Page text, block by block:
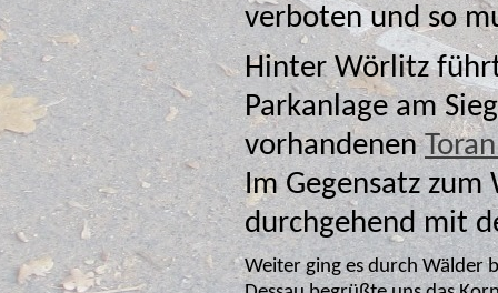
verboten und so
Hinter Wörlitz
Parkanlage am
vorhandenen
Im Gegensatz zum
durchgehend mit
Weiter ging es durch Wälder